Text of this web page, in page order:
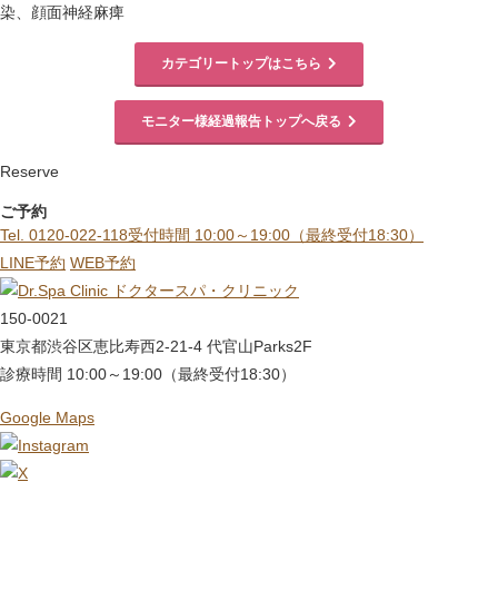
染、顔面神経麻痺
カテゴリートップはこちら
モニター様経過報告トップへ戻る
Reserve
ご予約
Tel. 0120-022-118受付時間 10:00～19:00（最終受付18:30）
LINE予約 WEB予約
ドクタースパ・クリニック
150-0021
東京都渋谷区恵比寿西2-21-4 代官山Parks2F
診療時間 10:00～19:00（最終受付18:30）
Google Maps